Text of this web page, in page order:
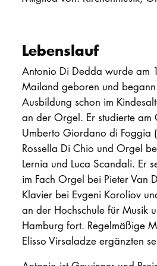
Lebenslauf
Antonio Di Dedda wurde am
Mailand geboren und begann
Ausbildung schon im
an der Orgel. Er studierte am
Umberto Giordano di Foggia
Rossella Di Chio und Orgel
Lernia und Luca Scandali. Er
im Fach Orgel bei Pieter Van
Klavier bei Evgeni Koroliov
an der Hochschule für Musik
Hamburg fort. Regelmäßige
Elisso Virsaladze ergänzten